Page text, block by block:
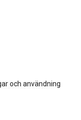
och användning